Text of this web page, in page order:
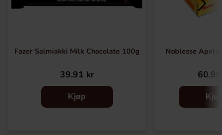
Fazer Salmiakki Milk Chocolate 100g
39.91 kr
Kjøp
Noblesse